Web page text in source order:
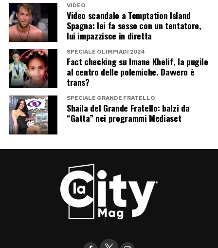
sempre più solida.
Post Views: 142
VIDEO
Video scandalo a Temptation Island
Spagna: lei fa sesso con un tentatore,
lui impazzisce in diretta
SPECIALE OLIMPIADI 2024
Fact checking su Imane Khelif, la pugile
al centro delle polemiche. Davvero è
trans?
SPECIALE GRANDE FRATELLO
Shaila del Grande Fratello: balzi da
“Gatta” nei programmi Mediaset